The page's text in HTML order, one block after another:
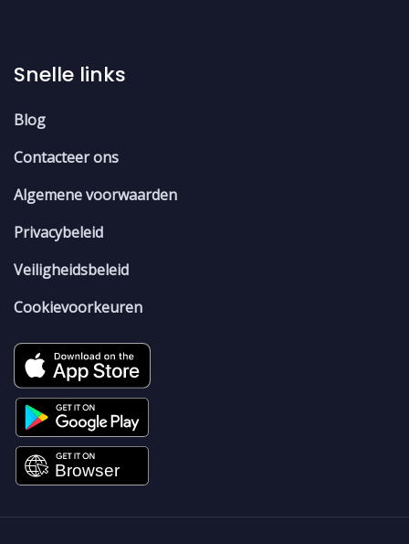
Snelle links
Blog
Contacteer ons
Algemene voorwaarden
Privacybeleid
Veiligheidsbeleid
Cookievoorkeuren